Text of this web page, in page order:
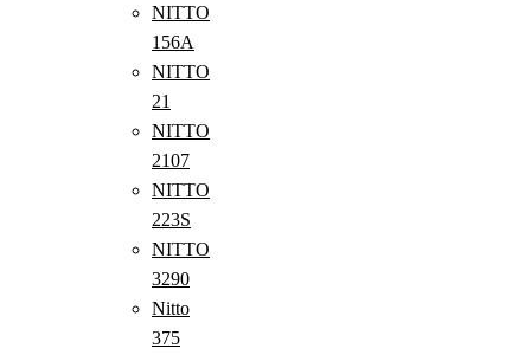
NITTO
156A
NITTO
21
NITTO
2107
NITTO
223S
NITTO
3290
Nitto
375